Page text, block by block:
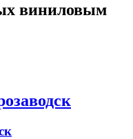
виниловым